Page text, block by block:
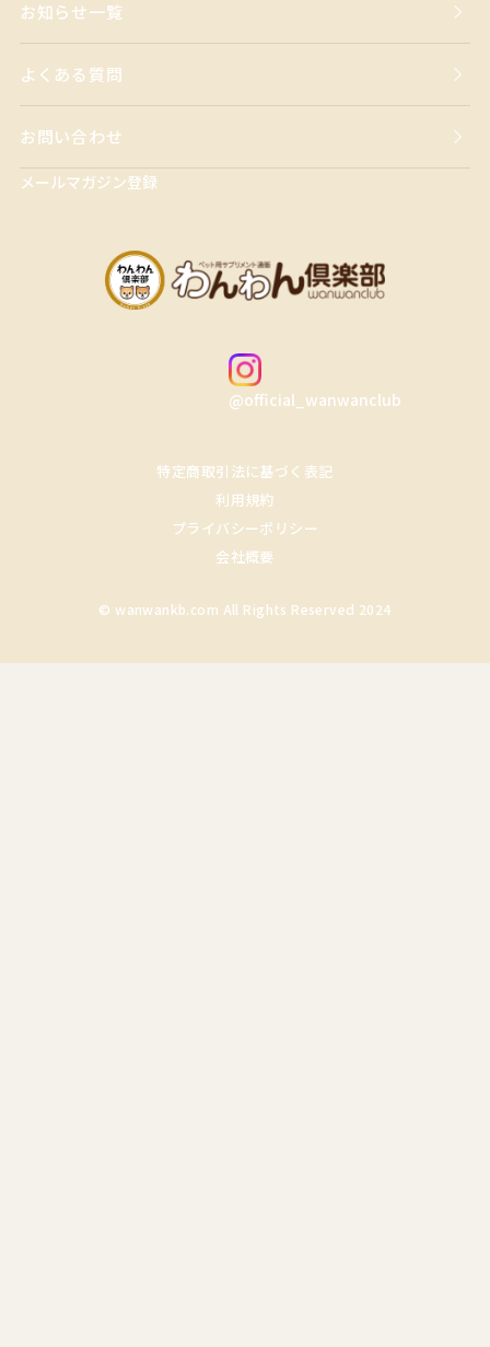
お知らせ一覧
よくある質問
お問い合わせ
メールマガジン登録
@official_wanwanclub
特定商取引法に基づく表記
利用規約
プライバシーポリシー
会社概要
© wanwankb.com All Rights Reserved 2024